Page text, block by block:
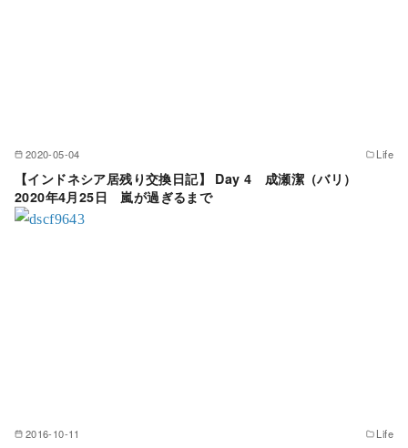
2020-05-04 Life
【インドネシア居残り交換日記】 Day 4 成瀬潔（バリ）
2020年4月25日 嵐が過ぎるまで
2016-10-11 Life